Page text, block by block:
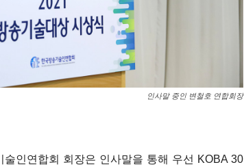
인사말 중인 변철호 연합회장
인연합회 회장은 인사말을 통해 우선 KOBA 30